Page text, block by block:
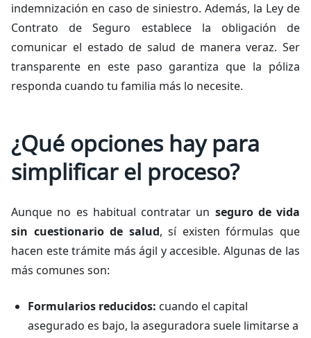
indemnización en caso de siniestro. Además, la Ley de
Contrato de Seguro establece la obligación de
comunicar el estado de salud de manera veraz. Ser
transparente en este paso garantiza que la póliza
responda cuando tu familia más lo necesite.
¿Qué opciones hay para
simplificar el proceso?
Aunque no es habitual contratar un seguro de vida
sin cuestionario de salud, sí existen fórmulas que
hacen este trámite más ágil y accesible. Algunas de las
más comunes son:
Formularios reducidos: cuando el capital
asegurado es bajo, la aseguradora suele limitarse a